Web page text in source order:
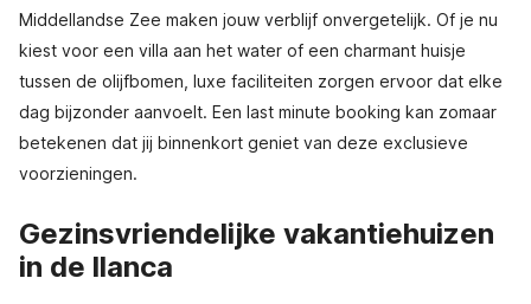
Middellandse Zee maken jouw verblijf onvergetelijk. Of je nu
kiest voor een villa aan het water of een charmant huisje
tussen de olijfbomen, luxe faciliteiten zorgen ervoor dat elke
dag bijzonder aanvoelt. Een last minute booking kan zomaar
betekenen dat jij binnenkort geniet van deze exclusieve
voorzieningen.
Gezinsvriendelijke vakantiehuizen
in de llanca